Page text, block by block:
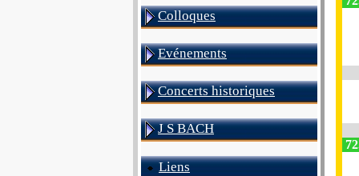
Colloques
Evénements
Concerts historiques
J S BACH
Liens